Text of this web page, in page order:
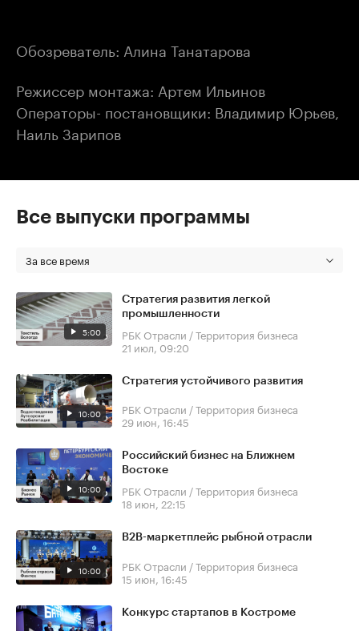
Обозреватель: Алина Танатарова
Режиссер монтажа: Артем Ильинов
Операторы- постановщики: Владимир Юрьев,
Наиль Зарипов
Все выпуски программы
За все время
5:00
Стратегия развития легкой
промышленности
РБК Отрасли / Территория бизнеса
21 июл, 09:20
10:00
Стратегия устойчивого развития
РБК Отрасли / Территория бизнеса
29 июн, 16:45
10:00
Российский бизнес на Ближнем
Востоке
РБК Отрасли / Территория бизнеса
18 июн, 22:15
10:00
В2В-маркетплейс рыбной отрасли
РБК Отрасли / Территория бизнеса
15 июн, 16:45
Конкурс стартапов в Костроме